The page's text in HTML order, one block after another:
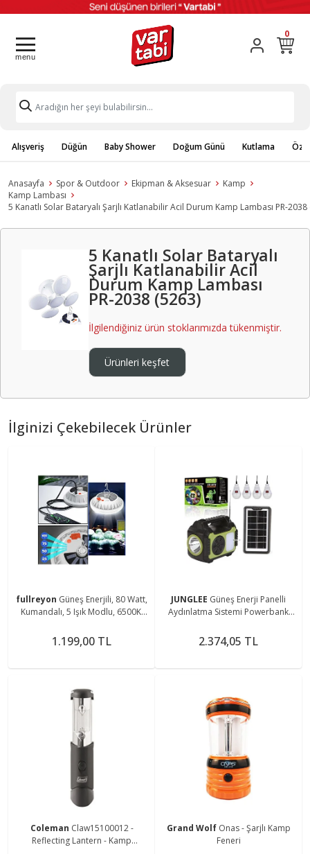
0
Alışveriş Düğün Baby Shower Doğum Günü Kutlama
Anasayfa Spor & Outdoor Ekipman & Aksesuar
Kamp
Kamp Lambası
5 Kanatlı Solar Bataryalı Şarjlı Katlanabilir Acil Durum Kamp Lambası PR-2038
5 Kanatlı Solar Bataryalı
Şarjlı Katlanabilir Acil
Durum Kamp Lambası
PR-2038 (5263)
İlgilendiğiniz ürün stoklarımızda tükenmiştir.
Ürünleri keşfet
İlginizi Çekebilecek Ürünler
fullreyon Güneş Enerjili, 80 Watt,
Kumandalı, 5 Işık Modlu, 6500K,
Kamp Feneri
1.199,00 TL
JUNGLEE Güneş Enerji Panelli
Aydınlatma Sistemi Powerbank
Bluetooth Hoparlör
2.374,05 TL
Coleman Claw15100012 -
Reflecting Lantern - Kamp
Grand Wolf Onas - Şarjlı Kamp
Feneri